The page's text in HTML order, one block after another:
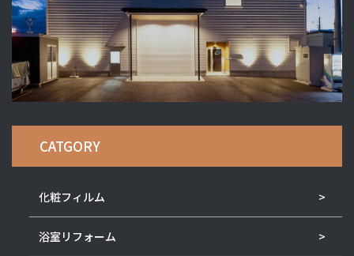
CATGORY
化粧フィルム
浴室リフォーム